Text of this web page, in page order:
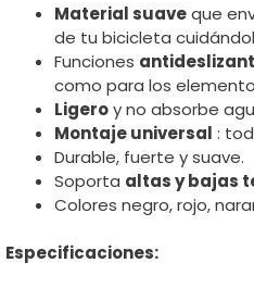
Material suaveque
de tu bicicleta
Funciones
como para los
Ligeroy no absorbe
Montaje universal :
Durable, fuerte y suave.
Soporta altas y bajas
Colores negro, rojo,
Especificaciones: